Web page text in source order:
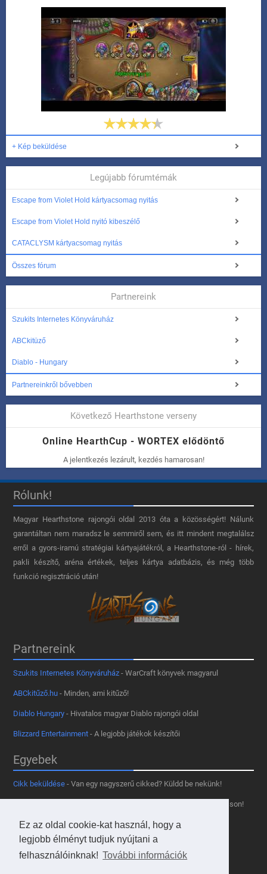
Ez az oldal cookie-kat használ, hogy a
legjobb élményt tudjuk nyújtani a
felhasználóinknak! További információk
+ Kép beküldése
Legújabb fórumtémák
Escape from Violet Hold kártyacsomag nyitás
Escape from Violet Hold nyitó kibeszélő
CATACLYSM kártyacsomag nyitás
Összes fórum
Partnereink
Szukits Internetes Könyváruház
ABCkitüző
Diablo - Hungary
Partnereinkről bővebben
Következő Hearthstone verseny
Online HearthCup - WORTEX elődöntő
A jelentkezés lezárult, kezdés hamarosan!
Rólunk!
Magyar Hearthstone​ rajongói oldal 2013 óta a közösségért! Nálunk
garantáltan nem maradsz le semmiről sem, és itt mindent megtalálsz
erről a gyors-iramú stratégiai kártyajátékról, a Hearthstone-ról - hírek,
pakli készítő, aréna értékek, teljes kártya adatbázis, és még több
funkció regisztráció után!
Partnereink
Szukits Internetes Könyváruház - WarCraft könyvek magyarul
ABCkitűző.hu - Minden, ami kitűző!
Diablo Hungary - Hivatalos magyar Diablo rajongói oldal
Blizzard Entertainment - A legjobb játékok készítői
Egyebek
Cikk beküldése - Van egy nagyszerű cikked? Küldd be nekünk!
- Tetszik az oldal? Segíts, hogy fennmaradhasson!
Kapcsolat, médiaajánlat- Lépj velünk kapcsolatba!
Használd a tooltipünket- A saját oldaladon is!